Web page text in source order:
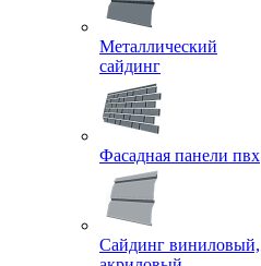
Металлический
сайдинг
Фасадная панели пвх
Сайдинг виниловый,